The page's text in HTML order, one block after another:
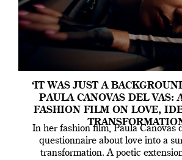
‘IT WAS JUST A
PAULA CANOVAS DEL VAS:
FASHION FILM ON LOVE,
In her fashion film, Paula Canovas
questionnaire about love into a
transformation. A poetic